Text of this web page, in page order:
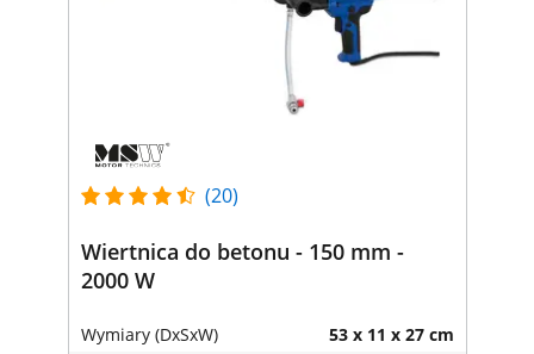
(20)
Wiertnica do betonu - 150 mm -
2000 W
Wymiary (DxSxW) 53 x 11 x 27 cm